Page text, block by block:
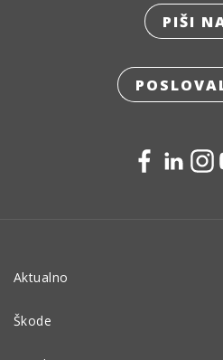
PIŠI
Aktualno
Škode